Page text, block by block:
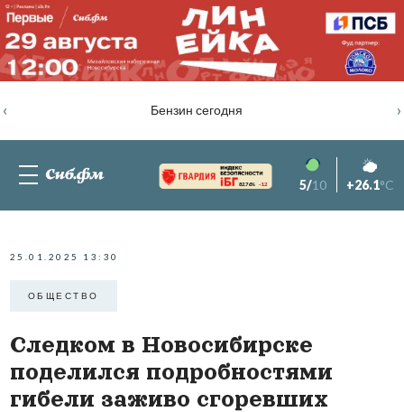
Бензин сегодня
‹ ›
82.76% -1.2 5/10 +26.1°C
25.01.2025 13:30
ОБЩЕСТВО
Следком в Новосибирске
поделился подробностями
гибели заживо сгоревших